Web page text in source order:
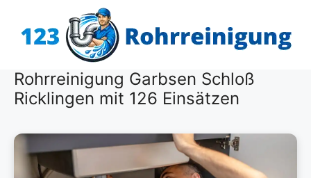
Inhalt
Rohrreinigung Garbsen Schloß
Ricklingen mit 126 Einsätzen